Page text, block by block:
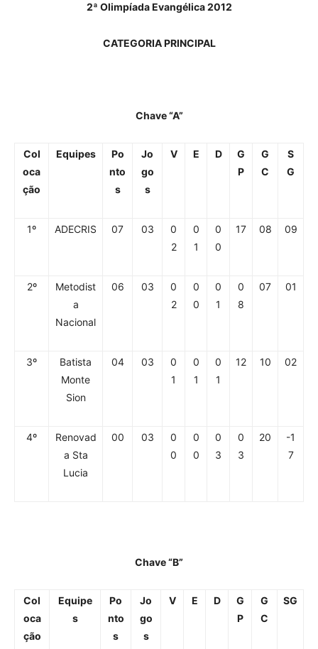
2ª Olimpíada Evangélica 2012
CATEGORIA PRINCIPAL
Chave “A”
Col
oca
ção
Equipes
Po
nto
s
Jo
go
s
V E D
G
P
G
C
S
G
1º ADECRIS 07 03
0
2
0
1
0
0
17 08 09
2º
Metodist
a
Nacional
06 03
0
2
0
0
0
1
0
8
07 01
3º
Batista
Monte
Sion
04 03
0
1
0
1
0
1
12 10 02
4º
Renovad
a Sta
Lucia
00 03
0
0
0
0
0
3
0
3
20
-1
7
Chave “B”
Col
oca
ção
Equipe
s
Po
nto
s
Jo
go
s
V E D
G
P
G
C
SG